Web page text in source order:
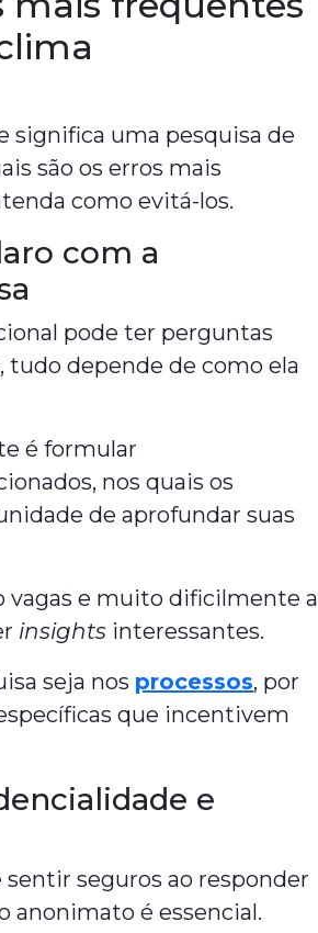
significa uma pesquisa de
são os erros mais
como evitá-los.
com a
pode ter perguntas
tudo depende de como ela
é formular
nos quais os
de aprofundar suas
vagas e muito dificilmente a
insights interessantes.
seja nos processos, por
que incentivem
e
sentir seguros ao responder
anonimato é essencial.